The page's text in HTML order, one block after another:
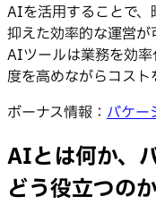
AIを活用することで
抑えた効率的な運営が
AIツールは業務を効
度を高めながらコスト
ボーナス情報： バケー
AIとは何か、
どう役立つの